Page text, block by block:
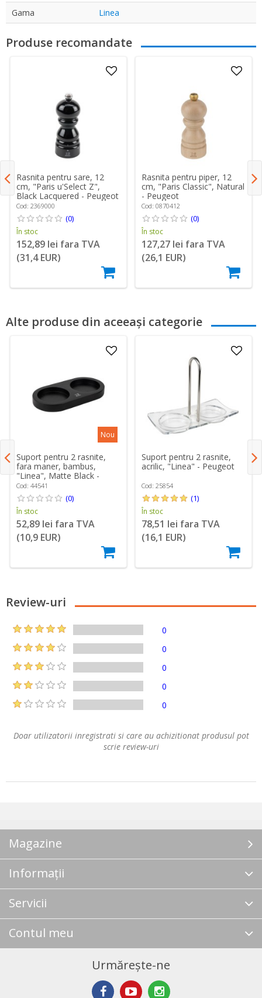
Gama
Linea
Produse recomandate
Rasnita pentru sare, 12
cm, "Paris u'Select Z",
Black Lacquered - Peugeot
Cod: 2369000
(0)
În stoc
152,89 lei fara TVA
(31,4 EUR)
Rasnita pentru piper, 12
cm, "Paris Classic", Natural
- Peugeot
Cod: 0870412
(0)
În stoc
127,27 lei fara TVA
(26,1 EUR)
Alte produse din aceeași categorie
Nou
Suport pentru 2 rasnite,
fara maner, bambus,
"Linea", Matte Black -
Peugeot
Cod: 44541
(0)
În stoc
52,89 lei fara TVA
(10,9 EUR)
Suport pentru 2 rasnite,
acrilic, "Linea" - Peugeot
Cod: 25854
(1)
În stoc
78,51 lei fara TVA
(16,1 EUR)
Review-uri
0
0
0
0
0
Doar utilizatorii inregistrati si care au achizitionat produsul pot
scrie review-uri
Magazine
Informații
Servicii
Contul meu
Urmărește-ne